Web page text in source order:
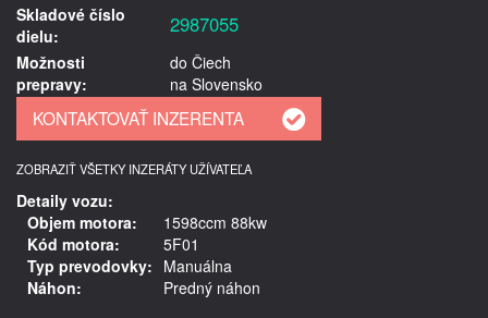
Skladové číslo
dielu:
2987055
Možnosti
prepravy:
do Čiech
na Slovensko
ZOBRAZIŤ VŠETKY INZERÁTY UŽÍVATEĽA
Detaily vozu:
Objem motora:
1598ccm 88kw
Kód motora:
5F01
Typ prevodovky: Manuálna
Náhon:
Predný náhon